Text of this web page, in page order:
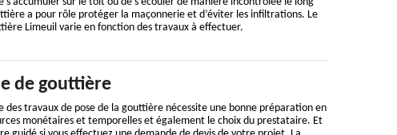
a pour rôle protéger la maçonnerie et d’éviter les infiltrations. Le
Limeuil varie en fonction des travaux à effectuer.
de gouttière
des travaux de pose de la gouttière nécessite une bonne préparation en
monétaires et temporelles et également le choix du prestataire. Et